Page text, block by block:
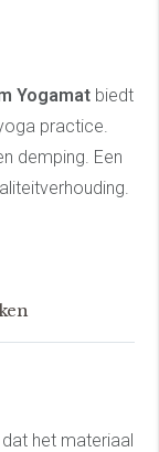
Yogamat biedt
practice.
demping. Een
het materiaal